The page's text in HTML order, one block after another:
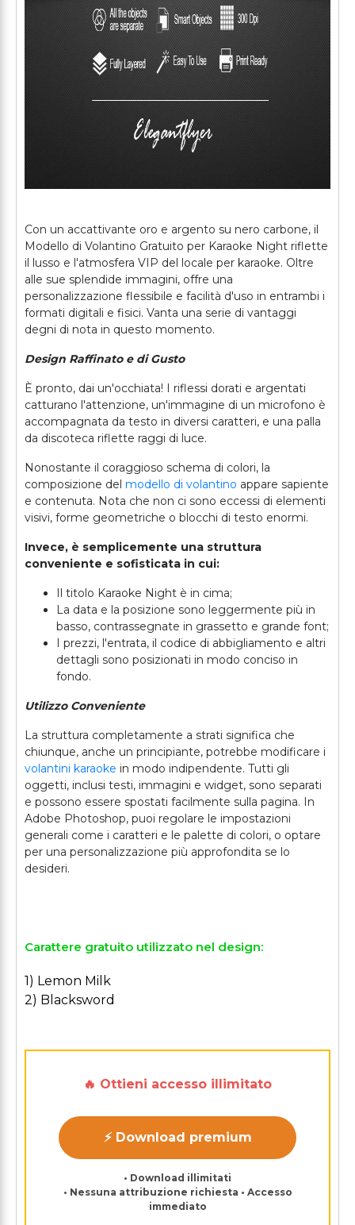
Con un accattivante oro e argento su nero carbone, il
Modello di Volantino Gratuito per Karaoke Night riflette
il lusso e l'atmosfera VIP del locale per karaoke. Oltre
alle sue splendide immagini, offre una
personalizzazione flessibile e facilità d'uso in entrambi i
formati digitali e fisici. Vanta una serie di vantaggi
degni di nota in questo momento.
Design Raffinato e di Gusto
È pronto, dai un'occhiata! I riflessi dorati e argentati
catturano l'attenzione, un'immagine di un microfono è
accompagnata da testo in diversi caratteri, e una palla
da discoteca riflette raggi di luce.
Nonostante il coraggioso schema di colori, la
composizione del modello di volantino appare sapiente
e contenuta. Nota che non ci sono eccessi di elementi
visivi, forme geometriche o blocchi di testo enormi.
Invece, è semplicemente una struttura
conveniente e sofisticata in cui:
Il titolo Karaoke Night è in cima;
La data e la posizione sono leggermente più in
basso, contrassegnate in grassetto e grande font;
I prezzi, l'entrata, il codice di abbigliamento e altri
dettagli sono posizionati in modo conciso in
fondo.
Utilizzo Conveniente
La struttura completamente a strati significa che
chiunque, anche un principiante, potrebbe modificare i
volantini karaoke in modo indipendente. Tutti gli
oggetti, inclusi testi, immagini e widget, sono separati
e possono essere spostati facilmente sulla pagina. In
Adobe Photoshop, puoi regolare le impostazioni
generali come i caratteri e le palette di colori, o optare
per una personalizzazione più approfondita se lo
desideri.
Carattere gratuito utilizzato nel design:
1) Lemon Milk
2) Blacksword
🔥 Ottieni accesso illimitato
⚡ Download premium
• Download illimitati
• Nessuna attribuzione richiesta • Accesso
immediato